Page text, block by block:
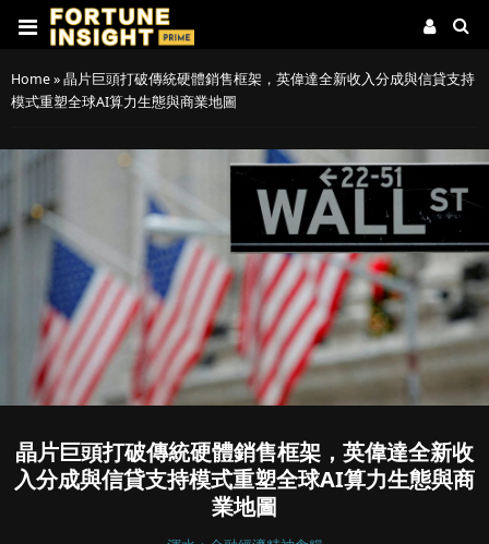
Home»晶片巨頭打破傳統硬體銷售框架，英偉達全新收入分成與信貸支持
模式重塑全球AI算力生態與商業地圖
晶片巨頭打破傳統硬體銷售框架，英偉達全新收
入分成與信貸支持模式重塑全球AI算力生態與商
業地圖